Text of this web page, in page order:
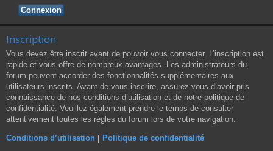
Inscription
Vous devez être inscrit avant de pouvoir vous connecter. L’inscription est
rapide et vous offre de nombreux avantages. Les administrateurs du
forum peuvent accorder des fonctionnalités supplémentaires aux
utilisateurs inscrits. Avant de vous inscrire, assurez-vous d’avoir pris
connaissance de nos conditions d’utilisation et de notre politique de
confidentialité. Veuillez également prendre le temps de consulter
attentivement toutes les règles du forum lors de votre navigation.
Conditions d’utilisation Politique de confidentialité